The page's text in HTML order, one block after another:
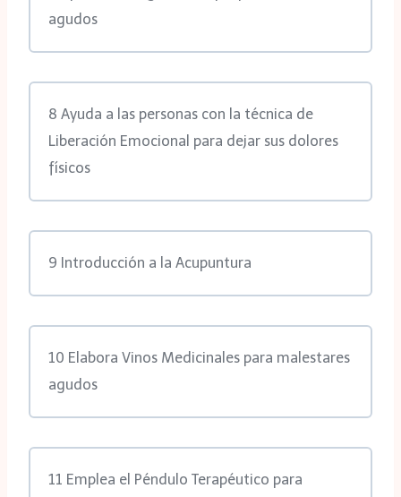
agudos
8 Ayuda a las personas con la técnica de
Liberación Emocional para dejar sus dolores
físicos
9 Introducción a la Acupuntura
10 Elabora Vinos Medicinales para malestares
agudos
11 Emplea el Péndulo Terapéutico para